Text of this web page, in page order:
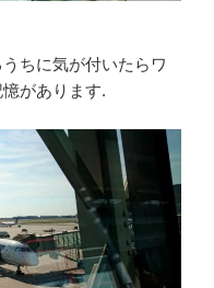
ちに気が付いたらワ
があります.